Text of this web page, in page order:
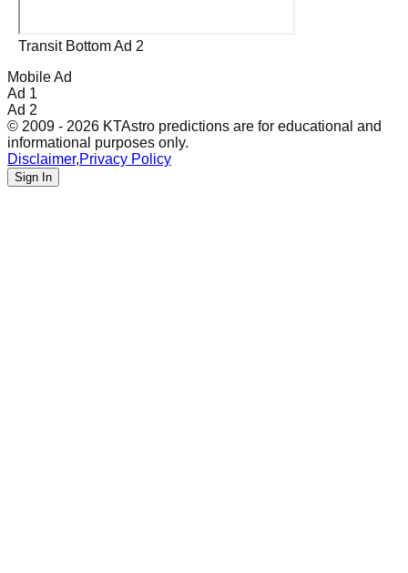
Transit Bottom Ad 2
Mobile Ad
Ad 1
Ad 2
© 2009 - 2026 KTAstro predictions are for educational and
informational purposes only.
Disclaimer,Privacy Policy
Sign In